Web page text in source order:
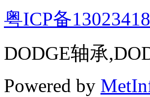
粤ICP备
DODGE轴承
Powered by